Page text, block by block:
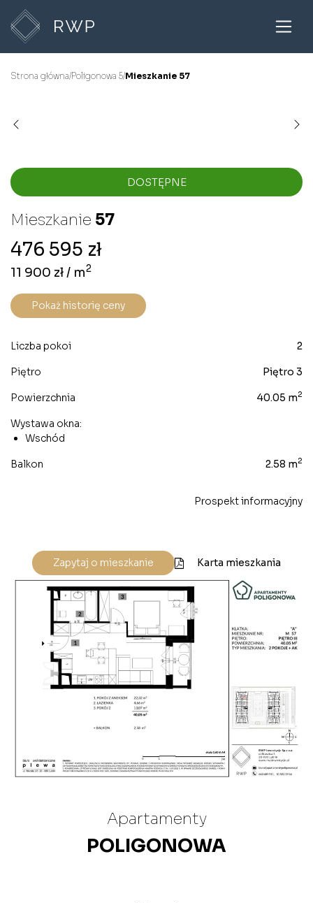
Strona główna/Poligonowa 5/Mieszkanie 57
DOSTĘPNE
Mieszkanie 57
476 595 zł
11 900 zł / m2
Pokaż historię ceny
Liczba pokoi 2
Piętro Piętro 3
Powierzchnia 40.05 m2
Wystawa okna:
Wschód
Balkon 2.58 m2
Prospekt informacyjny
Zapytaj o mieszkanie Karta mieszkania
Apartamenty
POLIGONOWA